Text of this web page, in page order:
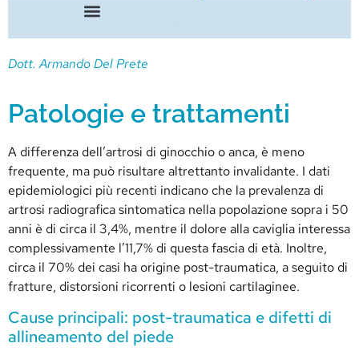
Dott. Armando Del Prete
Patologie e trattamenti
A differenza dell’artrosi di ginocchio o anca, è meno
frequente, ma può risultare altrettanto invalidante. I dati
epidemiologici più recenti indicano che la prevalenza di
artrosi radiografica sintomatica nella popolazione sopra i 50
anni è di circa il 3,4%, mentre il dolore alla caviglia interessa
complessivamente l’11,7% di questa fascia di età. Inoltre,
circa il 70% dei casi ha origine post-traumatica, a seguito di
fratture, distorsioni ricorrenti o lesioni cartilaginee.
Cause principali: post-traumatica e difetti di
allineamento del piede